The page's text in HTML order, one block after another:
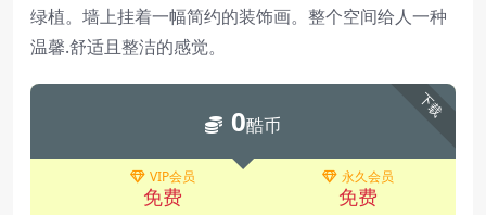
绿植。墙上挂着一幅简约的装饰画。整个空间给人一种
温馨.舒适且整洁的感觉。
下载
0酷币
VIP会员
免费
永久会员
免费